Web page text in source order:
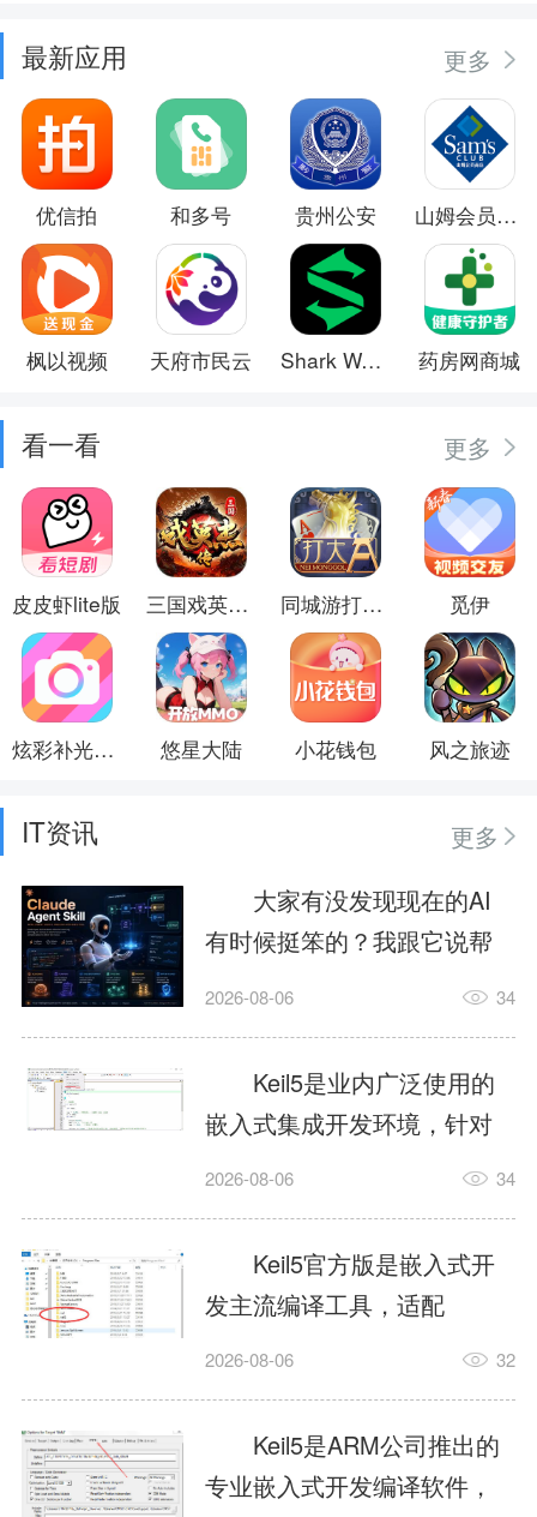
最新应用 更多
优信拍 和多号 贵州公安 山姆会员商店
枫以视频 天府市民云 Shark Wear 药房网商城
看一看 更多
皮皮虾lite版 三国戏英杰传 同城游打大A 觅伊
炫彩补光相机 悠星大陆 小花钱包 风之旅迹
IT资讯
更多
大家有没发现现在的AI
有时候挺笨的？我跟它说帮
我订个明天早上的闹钟，它
这样？因为AI，就是个只会
耍嘴皮子的书呆子。它脑子
里有海量知识，但没有真正
激发出来实力。而
AgentSkill，就是给AI大脑装
上的一双机械手，它真的能
解决很多问题。1什么是
AgentSkillSkill指...
2026-08-06 34
Keil5是业内广泛使用的
嵌入式集成开发环境，针对
ARM、51内核单片机提供编
力，代码编译稳定，调试工
具成熟，大量开源项目基于
该平台开发。新项目需要单
独下载对应芯片支持包，新
手配置难度较高，正版商业
授权费用不菲，未授权版本
存在程序容量限制，适合硬
2026-08-06 34
Keil5官方版是嵌入式开
发主流编译工具，适配
STM32、51单片机等多款芯
在线调试、代码仿真，兼容
众多厂商芯片安装包。软件
需要手动添加器件库，初次
2026-08-06 32
Keil5是ARM公司推出的
专业嵌入式开发编译软件，